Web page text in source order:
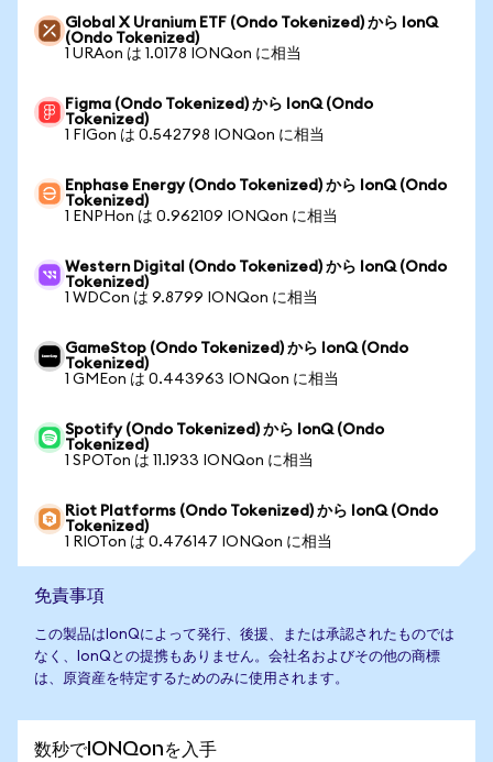
Global X Uranium ETF (Ondo Tokenized) から IonQ
(Ondo Tokenized)
1 URAon は 1.0178 IONQon に相当
Figma (Ondo Tokenized) から IonQ (Ondo
Tokenized)
1 FIGon は 0.542798 IONQon に相当
Enphase Energy (Ondo Tokenized) から IonQ (Ondo
Tokenized)
1 ENPHon は 0.962109 IONQon に相当
Western Digital (Ondo Tokenized) から IonQ (Ondo
Tokenized)
1 WDCon は 9.8799 IONQon に相当
GameStop (Ondo Tokenized) から IonQ (Ondo
Tokenized)
1 GMEon は 0.443963 IONQon に相当
Spotify (Ondo Tokenized) から IonQ (Ondo
Tokenized)
1 SPOTon は 11.1933 IONQon に相当
Riot Platforms (Ondo Tokenized) から IonQ (Ondo
Tokenized)
1 RIOTon は 0.476147 IONQon に相当
免責事項
この製品はIonQによって発行、後援、または承認されたものでは
なく、IonQとの提携もありません。会社名およびその他の商標
は、原資産を特定するためのみに使用されます。
数秒でIONQonを入手